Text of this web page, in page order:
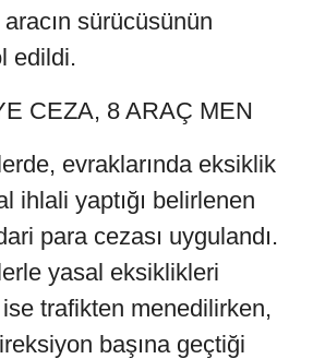
sürücüsünün
edildi.
CEZA, 8 ARAÇ MEN
evraklarında eksiklik
ihlali yaptığı belirlenen
para cezası uygulandı.
yasal eksiklikleri
trafikten menedilirken,
başına geçtiği